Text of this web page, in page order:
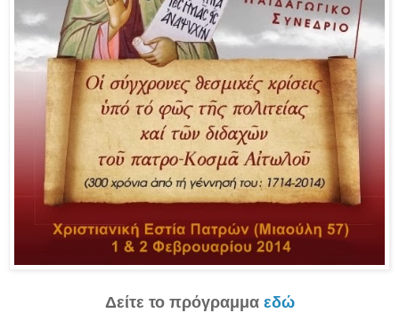
Δείτε το πρόγραμμα εδώ